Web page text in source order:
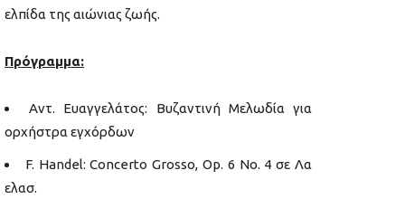
ελπίδα της αιώνιας ζωής.
Πρόγραμμα:
Aντ. Ευαγγελάτος: Βυζαντινή Μελωδία για
ορχήστρα εγχόρδων
F. Handel: Concerto Grosso, Op. 6 No. 4 σε Λα
ελασ.